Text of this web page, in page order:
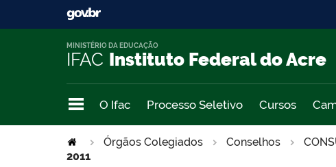
IFAC Instituto Federal do Acre
MINISTÉRIO DA EDUCAÇÃO
O Ifac Processo Seletivo Cursos
Órgãos Colegiados Conselhos
2011